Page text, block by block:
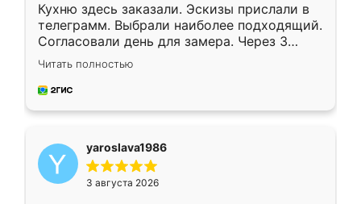
Кухню здесь заказали. Эскизы прислали в
телеграмм. Выбрали наиболее подходящий.
Согласовали день для замера. Через 3
недели кухня была уже готова. Остались
довольны работой. Спасибо Ренессанс
мебель за качественную работу!
Читать полностью
yaroslava1986
3 августа 2026